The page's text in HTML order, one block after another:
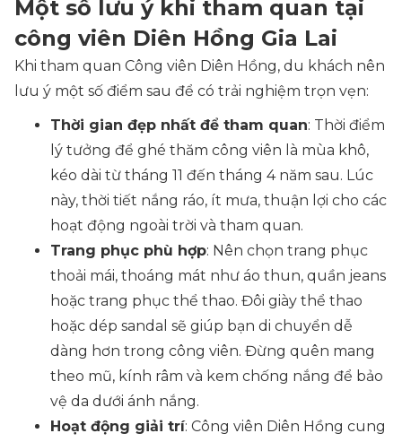
Một số lưu ý khi tham quan tại
công viên Diên Hồng Gia Lai
Khi tham quan Công viên Diên Hồng, du khách nên
lưu ý một số điểm sau để có trải nghiệm trọn vẹn:​
Thời gian đẹp nhất để tham quan: Thời điểm
lý tưởng để ghé thăm công viên là mùa khô,
kéo dài từ tháng 11 đến tháng 4 năm sau. Lúc
này, thời tiết nắng ráo, ít mưa, thuận lợi cho các
hoạt động ngoài trời và tham quan.
Trang phục phù hợp: Nên chọn trang phục
thoải mái, thoáng mát như áo thun, quần jeans
hoặc trang phục thể thao. Đôi giày thể thao
hoặc dép sandal sẽ giúp bạn di chuyển dễ
dàng hơn trong công viên. Đừng quên mang
theo mũ, kính râm và kem chống nắng để bảo
vệ da dưới ánh nắng.​
Hoạt động giải trí: Công viên Diên Hồng cung